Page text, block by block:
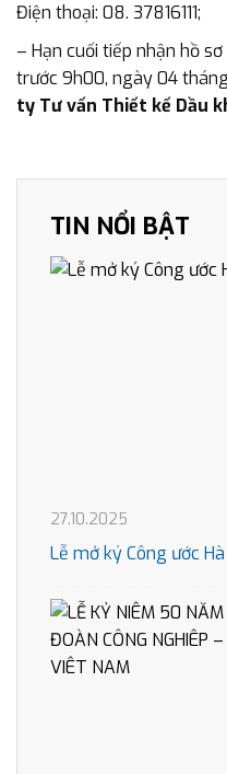
Điện thoại: 08. 37816111;
– Hạn cuối tiếp nhận hồ
trước 9h00, ngày 04
ty Tư vấn Thiết kế Dầu
TIN NỔI BẬT
27.10.2025
Lễ mở ký Công ước